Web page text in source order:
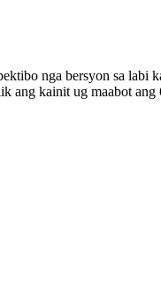
nga bersyon sa labi
ang kainit ug maabot ang